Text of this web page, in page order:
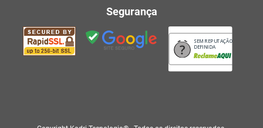
Segurança
SEM REPUTAÇÃO
DEFINIDA